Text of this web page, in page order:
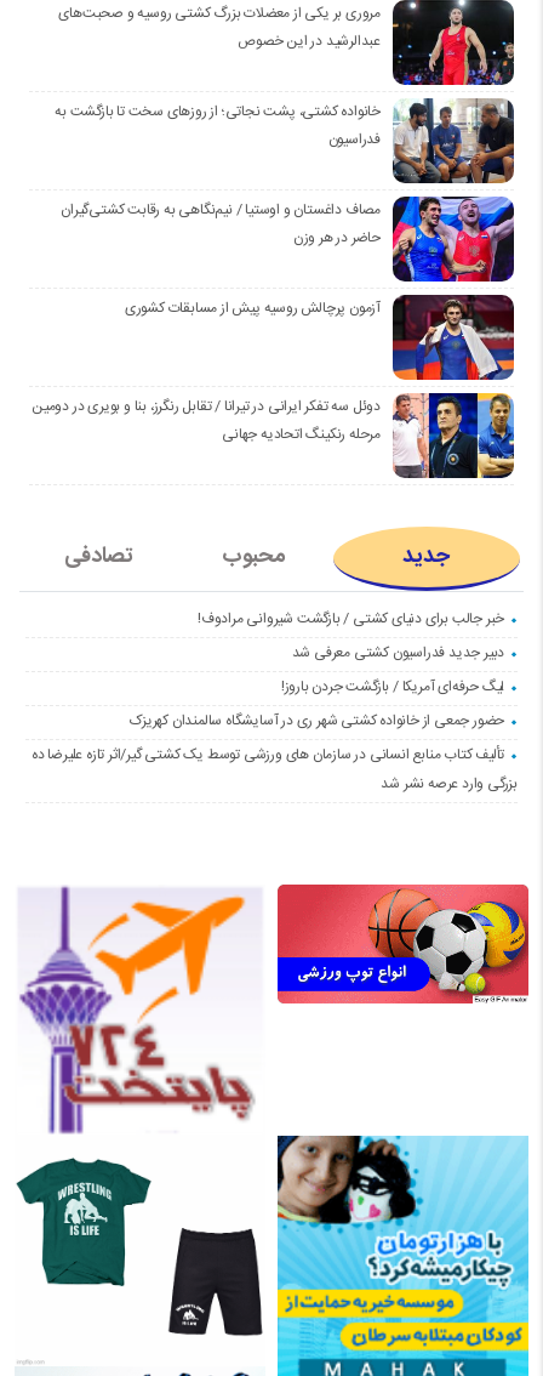
مروری بر یکی از معضلات بزرگ کشتی روسیه و صحبت‌های
عبدالرشید در این خصوص
خانواده کشتی، پشت نجاتی؛ از روزهای سخت تا بازگشت به
فدراسیون
مصاف داغستان و اوستیا / نیم‌نگاهی به رقابت کشتی‌گیران
حاضر در هر وزن
آزمون پرچالش روسیه پیش از مسابقات کشوری
دوئل سه تفکر ایرانی در تیرانا / تقابل رنگرز، بنا و بویری در دومین
مرحله رنکینگ اتحادیه جهانی
جدید محبوب تصادفی
خبر جالب برای دنیای کشتی / بازگشت شیروانی مرادوف!
دبیر جدید فدراسیون کشتی معرفی شد
لیگ حرفه‌ای آمریکا / بازگشت جردن باروز!
حضور جمعی از خانواده کشتی شهر ری در آسایشگاه سالمندان کهریزک
تألیف کتاب منابع انسانی در سازمان های ورزشی توسط یک کشتی گیر/اثر تازه علیرضا ده
بزرگی وارد عرصه نشر شد